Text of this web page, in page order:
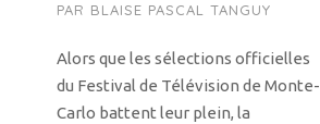
PAR BLAISE PASCAL TANGUY
Alors que les sélections officielles
du Festival de Télévision de Monte-
Carlo battent leur plein, la